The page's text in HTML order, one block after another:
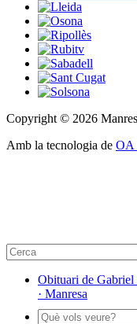
Copyright © 2026
Amb la tecnologia de OA
Obituari de
· Manresa